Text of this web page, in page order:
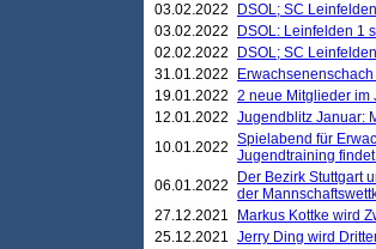
03.02.2022
DSOL; SC
03.02.2022
DSOL: Leinfelden 1
02.02.2022
DSOL; SC
31.01.2022
19.01.2022 2 neue Mitglieder im
12.01.2022 Jugendblitz Januar:
10.01.2022 Spielabend für
Jugendtraining
06.01.2022
Der Bezirk Stuttgart
der
27.12.2021
Markus Kottke wird
25.12.2021 Jerry Ding wird